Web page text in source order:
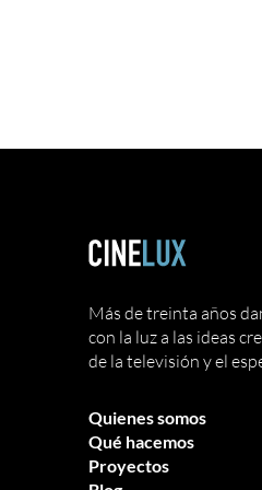
Más de treinta años
con la luz a las ideas
de la televisión y el
Quienes somos
Qué hacemos
Proyectos